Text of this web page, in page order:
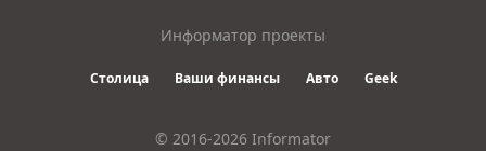
Информатор проекты
Столица Ваши финансы Авто Geek
© 2016-2026 Informator